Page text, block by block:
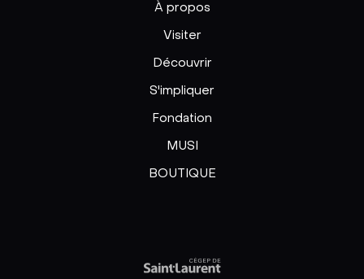
À propos
Visiter
Découvrir
S'impliquer
Fondation
MUSI
BOUTIQUE